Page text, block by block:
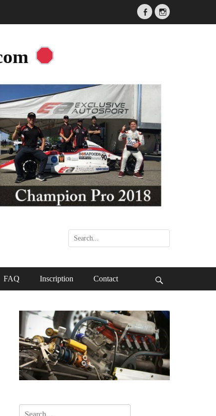
FacebookInstagram
Search
for:
FAQ Inscription Contact
Search